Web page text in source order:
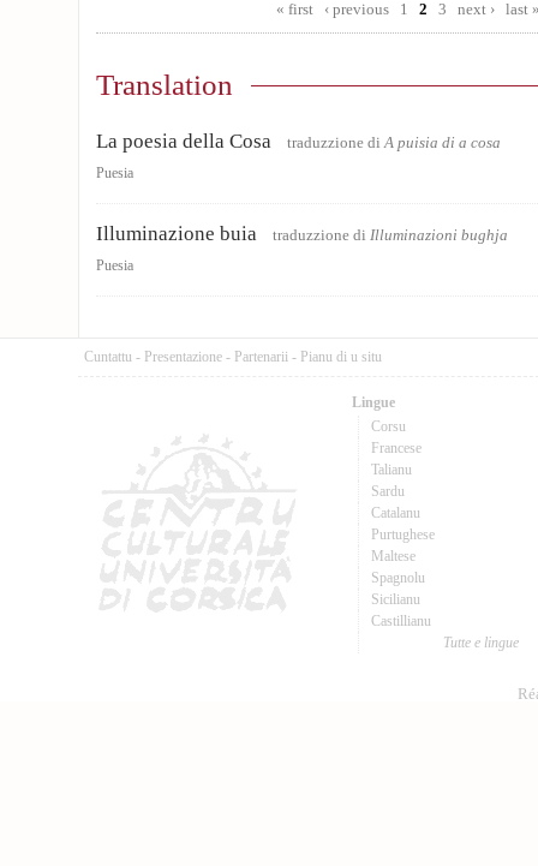
« first
‹ previous 1 2 3 next › last
Translation
La poesia della Cosa traduzzione diA puisia di a cosa
Puesia
Illuminazione buia traduzzione di Illuminazioni bughja
Puesia
Cuntattu - Presentazione - Partenarii - Pianu di u situ
Lingue
Corsu
Francese
Talianu
Sardu
Catalanu
Purtughese
Maltese
Spagnolu
Sicilianu
Castillianu
Tutte e lingue